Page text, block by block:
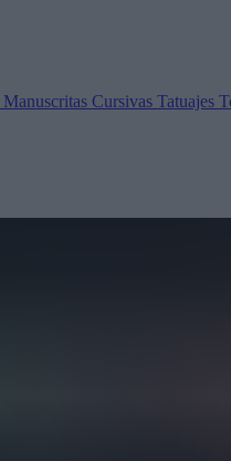
Manuscritas Cursivas Tatuajes